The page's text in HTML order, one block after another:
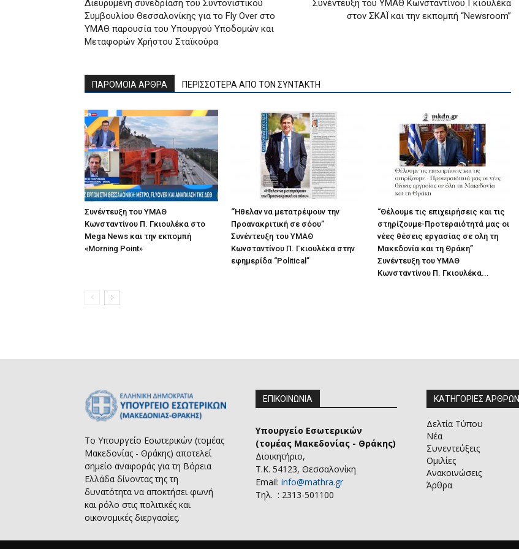
Διευρυμένη συνεδρίαση του Συντονιστικού
Συμβουλίου Θεσσαλονίκης για το Fly Over στο
ΥΜΑΘ παρουσία του Υπουργού Υποδομών και
Μεταφορών Χρήστου Σταϊκούρα
Συνέντευξη του ΥΜΑΘ Κωνσταντίνου Γκιουλέκα
στον ΣΚΑΪ και την εκπομπή “Newsroom”
ΠΑΡΟΜΟΙΑ ΑΡΘΡΑ ΠΕΡΙΣΣΟΤΕΡΑ ΑΠΟ ΤΟΝ ΣΥΝΤΑΚΤΗ
Συνέντευξη του ΥΜΑΘ
Κωνσταντίνου Π. Γκιουλέκα στο
Mega News και την εκπομπή
«Morning Point»
“Ήθελαν να μετατρέψουν την
Προανακριτική σε σόου”
Συνέντευξη του ΥΜΑΘ
Κωνσταντίνου Π. Γκιουλέκα στην
εφημερίδα “Political”
“Θέλουμε τις επιχειρήσεις και τις
στηρίζουμε-Προτεραιότητά μας οι
νέες θέσεις εργασίας σε ολη τη
Μακεδονία και τη Θράκη”
Συνέντευξη του ΥΜΑΘ
Κωνσταντίνου Π. Γκιουλέκα...
Το Υπουργείο Εσωτερικών (τομέας
Μακεδονίας - Θράκης) αποτελεί
σημείο αναφοράς για τη Βόρεια
Ελλάδα δίνοντας της τη
δυνατότητα να αποκτήσει φωνή
και ρόλο στις πολιτικές και
οικονομικές διεργασίες.
ΕΠΙΚΟΙΝΩΝΙΑ
Υπουργείο Εσωτερικών
(τομέας Μακεδονίας - Θράκης)
Διοικητήριο,
Τ.Κ. 54123, Θεσσαλονίκη
Email: info@mathra.gr
Τηλ. : 2313-501100
ΚΑΤΗΓΟΡΙΕΣ ΑΡΘΡΩΝ
Δελτία Τύπου
Νέα
Συνεντεύξεις
Ομιλίες
Ανακοινώσεις
Άρθρα